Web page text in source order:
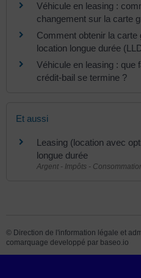
Véhicule en leasing :
changement sur la carte
Comment obtenir la carte
location longue durée
Véhicule en leasing : que
crédit-bail se termine ?
Et aussi
Leasing (location avec
longue durée
Argent - Impôts -
© Direction de l'information légale et
comarquage developpé par baseo.io